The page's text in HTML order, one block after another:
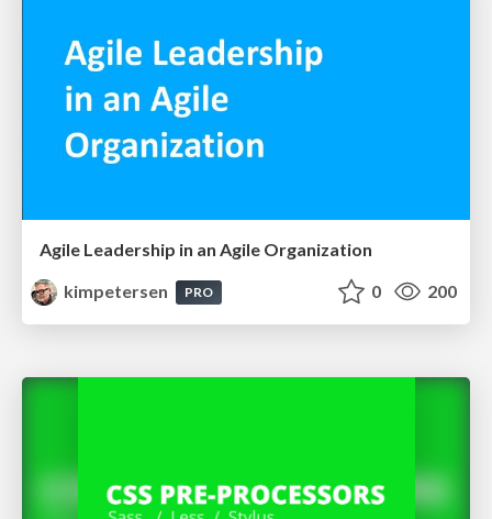
Agile Leadership in an Agile Organization
kimpetersen
PRO 0 200